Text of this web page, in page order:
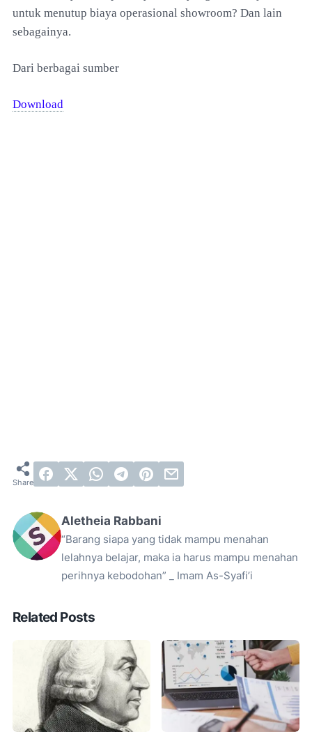
untuk menutup biaya operasional showroom? Dan lain
sebagainya.
Dari berbagai sumber
Download
Aletheia Rabbani
“Barang siapa yang tidak mampu menahan
lelahnya belajar, maka ia harus mampu menahan
perihnya kebodohan” _ Imam As-Syafi’i
Related Posts